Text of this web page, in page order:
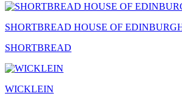
SHORTBREAD HOUSE OF
SHORTBREAD
WICKLEIN